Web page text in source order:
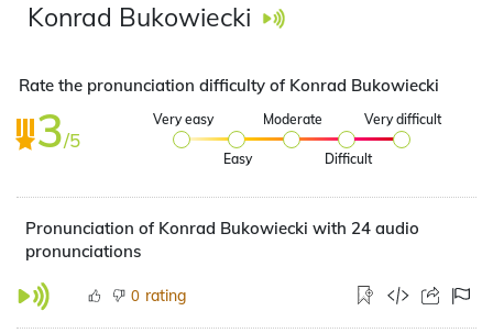
Konrad Bukowiecki
Rate the pronunciation difficulty of Konrad Bukowiecki
3/5
Very easy
Easy
Moderate
Difficult
Very difficult
Pronunciation of Konrad Bukowiecki with 24 audio
pronunciations
0 rating